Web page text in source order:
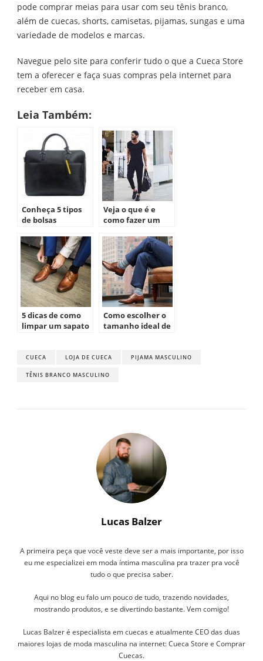
pode comprar meias para usar com seu tênis branco,
além de cuecas, shorts, camisetas, pijamas, sungas e uma
variedade de modelos e marcas.
Navegue pelo site para conferir tudo o que a Cueca Store
tem a oferecer e faça suas compras pela internet para
receber em casa.
Leia Também:
Conheça 5 tipos
de bolsas
dia a dia
Veja o que é e
como fazer um
5 dicas de como
limpar um sapato
Como escolher o
tamanho ideal de
CUECA LOJA DE CUECA PIJAMA MASCULINO
TÊNIS BRANCO MASCULINO
Lucas Balzer
A primeira peça que você veste deve ser a mais importante, por isso
eu me especializei em moda íntima masculina pra trazer pra você
tudo o que precisa saber.
Aqui no blog eu falo um pouco de tudo, trazendo novidades,
mostrando produtos, e se divertindo bastante. Vem comigo!
Lucas Balzer é especialista em cuecas e atualmente CEO das duas
maiores lojas de moda masculina na internet: Cueca Store e Comprar
Cuecas.